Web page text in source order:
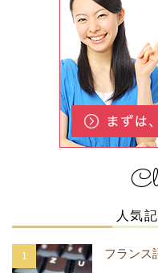
人気
フランス